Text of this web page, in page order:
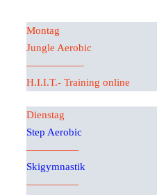
Montag
Jungle Aerobic
—————–
H.I.I.T.- Training online
Dienstag
Step Aerobic
—————
Skigymnastik
—————